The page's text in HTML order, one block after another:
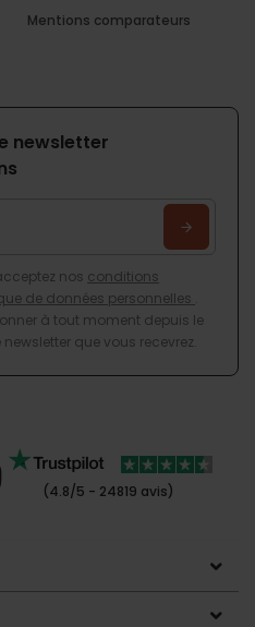
Mentions comparateurs
newsletter
nos conditions
de données personnelles
à tout moment depuis le
que vous recevrez.
(4.8/5 - 24819 avis)